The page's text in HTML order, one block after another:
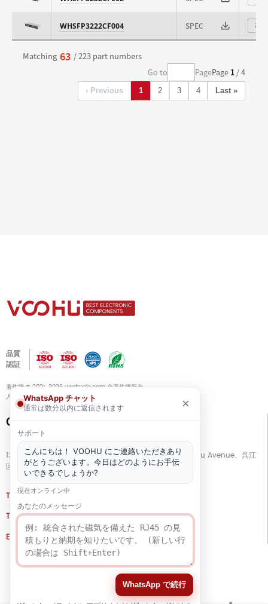
WHSFP3222CF004 SPEC ⇄
Matching 63 / 223 part numbers
Go to
PagePage 1 / 4
‹ Previous 1 2 3 4 Last »
品質
認証
著作権 © 2021-2026 voohuele.com 全著作権所有
人気の製品-サイトマップ-スペシャル
Connect with Us
13階、ビルG、開平ビジネスセンター、No. 11666 East Taihu Avenue、呉江
区、蘇州市、江蘇省、中国
TEL
+86 133 5804 1040 (WhatsApp)
TEL +86 180 2130 1136 / +86 133 3865 5578
E-MAIL
voohu@voohuele.com
ソーシャルメディア
WhatsApp チャット
通常は数分以内に返信されます ×
サポート
こんにちは！ VOOHU にご連絡いただきあり
がとうございます。今日はどのようにお手伝
いできるでしょうか?
現在オンライン中
あなたのメッセージ
WhatsApp で続行